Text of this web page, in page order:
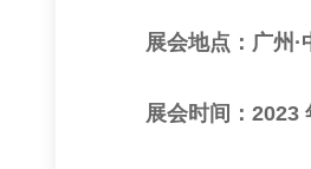
展会地点：广州 ·
展会时间：2023